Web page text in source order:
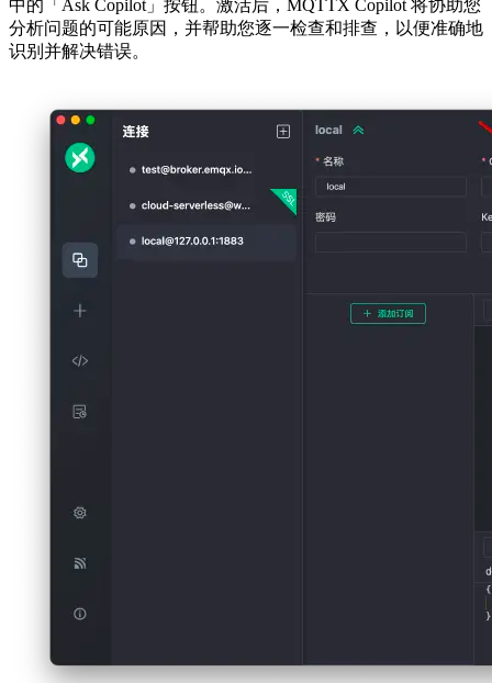
中的「Ask Copilot」按钮。激活后，MQTTX Copilot 将协助您
分析问题的可能原因，并帮助您逐一检查和排查，以便准确地
识别并解决错误。